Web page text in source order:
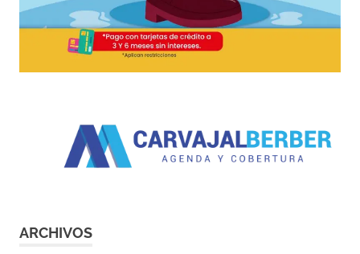
ARCHIVOS